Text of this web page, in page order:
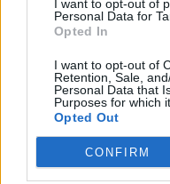
I want to opt-out of
Personal Data for
Opted In
I want to opt-out of
Retention, Sale,
Personal Data that
Purposes for which
Opted Out
CONFIRM